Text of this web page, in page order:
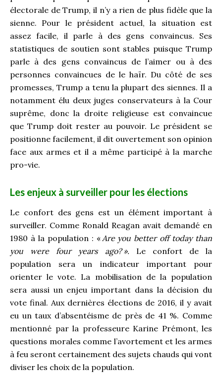
électorale de Trump, il n’y a rien de plus fidèle que la
sienne. Pour le président actuel, la situation est
assez facile, il parle à des gens convaincus. Ses
statistiques de soutien sont stables puisque Trump
parle à des gens convaincus de l’aimer ou à des
personnes convaincues de le haïr. Du côté de ses
promesses, Trump a tenu la plupart des siennes. Il a
notamment élu deux juges conservateurs à la Cour
suprême, donc la droite religieuse est convaincue
que Trump doit rester au pouvoir. Le président se
positionne facilement, il dit ouvertement son opinion
face aux armes et il a même participé à la marche
pro-vie.
Les enjeux à surveiller pour les élections
Le confort des gens est un élément important à
surveiller. Comme Ronald Reagan avait demandé en
1980 à la population : « Are you better off today than
you were four years ago? ». Le confort de la
population sera un indicateur important pour
orienter le vote. La mobilisation de la population
sera aussi un enjeu important dans la décision du
vote final. Aux dernières élections de 2016, il y avait
eu un taux d’absentéisme de près de 41 %. Comme
mentionné par la professeure Karine Prémont, les
questions morales comme l’avortement et les armes
à feu seront certainement des sujets chauds qui vont
diviser les choix de la population.